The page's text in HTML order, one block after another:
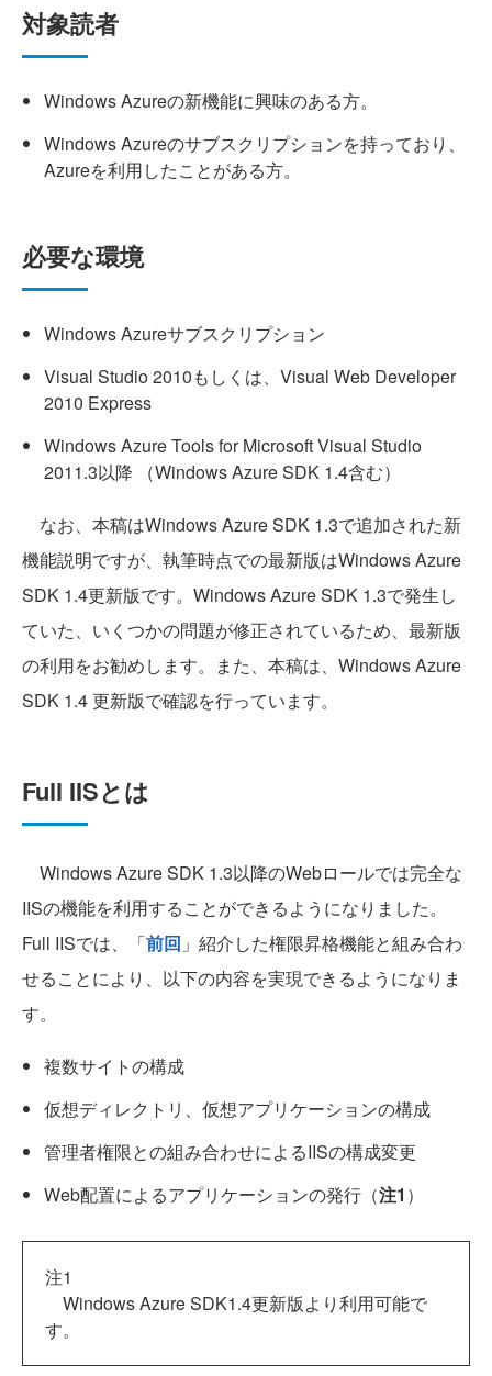
対象読者
Windows Azureの新機能に興味のある方。
Windows Azureのサブスクリプションを持っており、
Azureを利用したことがある方。
必要な環境
Windows Azureサブスクリプション
Visual Studio 2010もしくは、Visual Web Developer
2010 Express
Windows Azure Tools for Microsoft Visual Studio
2011.3以降 （Windows Azure SDK 1.4含む）
なお、本稿はWindows Azure SDK 1.3で追加された新
機能説明ですが、執筆時点での最新版はWindows Azure
SDK 1.4更新版です。Windows Azure SDK 1.3で発生し
ていた、いくつかの問題が修正されているため、最新版
の利用をお勧めします。また、本稿は、Windows Azure
SDK 1.4 更新版で確認を行っています。
Full IISとは
Windows Azure SDK 1.3以降のWebロールでは完全な
IISの機能を利用することができるようになりました。
Full IISでは、「前回 」紹介した権限昇格機能と組み合わ
せることにより、以下の内容を実現できるようになりま
す。
複数サイトの構成
仮想ディレクトリ、仮想アプリケーションの構成
管理者権限との組み合わせによるIISの構成変更
Web配置によるアプリケーションの発行（注1 ）
注1
Windows Azure SDK1.4更新版より利用可能で
す。